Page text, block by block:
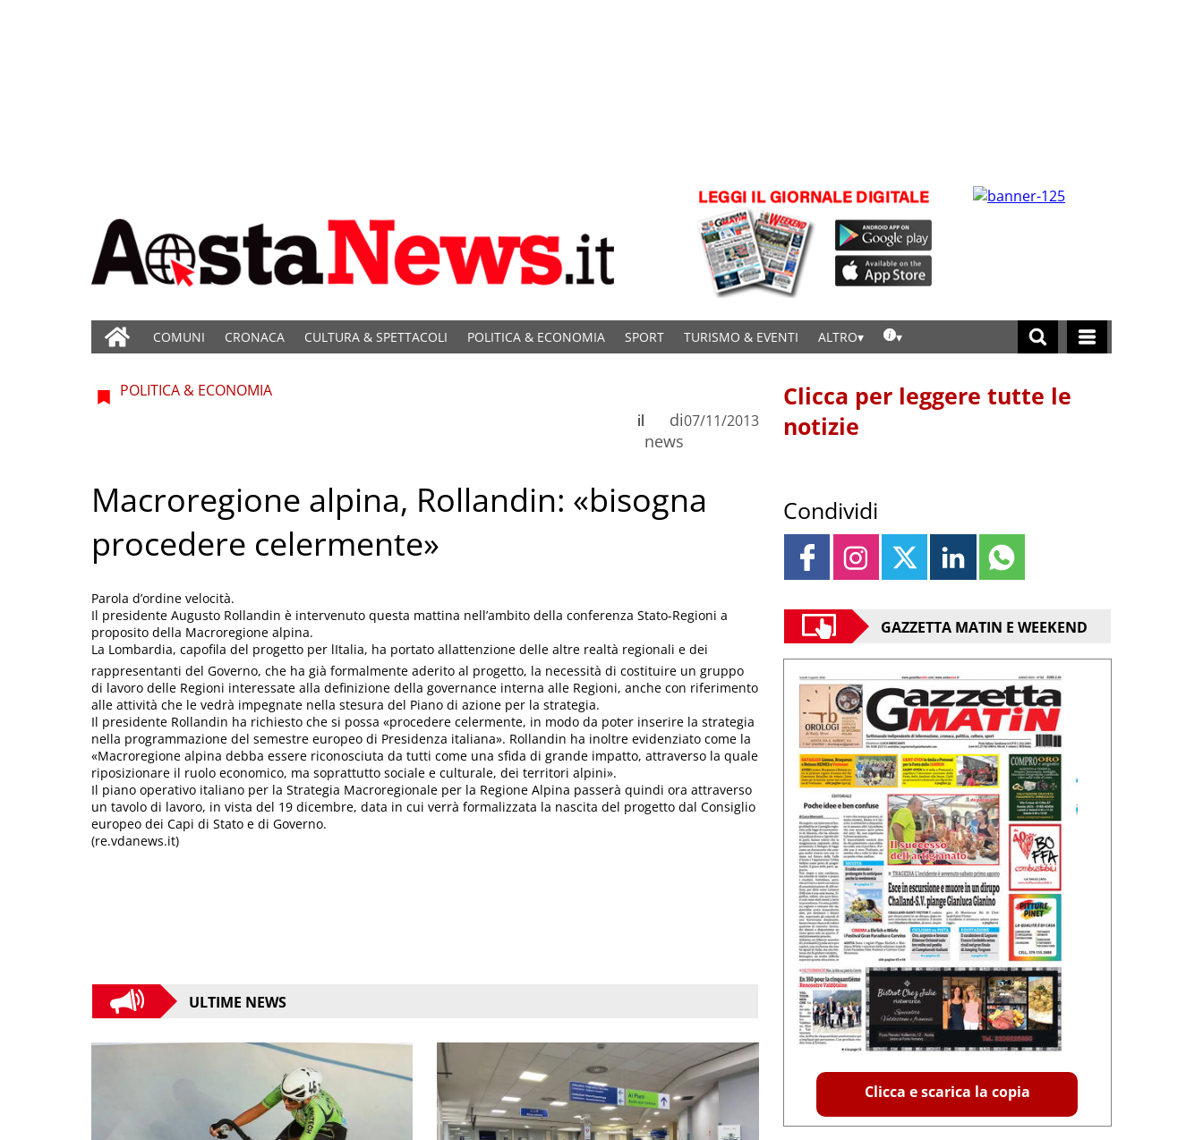
COMUNI CRONACA CULTURA & SPETTACOLI POLITICA & ECONOMIA SPORT TURISMO & EVENTI ALTRO
POLITICA & ECONOMIA
di
news
il 07/11/2013
Macroregione alpina, Rollandin: «bisogna
procedere celermente»
Parola d’ordine velocità.
Il presidente Augusto Rollandin è intervenuto questa mattina nell’ambito della conferenza Stato-Regioni a
proposito della Macroregione alpina.
La Lombardia, capofila del progetto per lItalia, ha portato allattenzione delle altre realtà regionali e dei
rappresentanti del Governo, che ha già formalmente aderito al progetto, la necessità di costituire un gruppo
di lavoro delle Regioni interessate alla definizione della governance interna alle Regioni, anche con riferimento
alle attività che le vedrà impegnate nella stesura del Piano di azione per la strategia.
Il presidente Rollandin ha richiesto che si possa «procedere celermente, in modo da poter inserire la strategia
nella programmazione del semestre europeo di Presidenza italiana». Rollandin ha inoltre evidenziato come la
«Macroregione alpina debba essere riconosciuta da tutti come una sfida di grande impatto, attraverso la quale
riposizionare il ruolo economico, ma soprattutto sociale e culturale, dei territori alpini».
Il piano operativo italiano per la Strategia Macroregionale per la Regione Alpina passerà quindi ora attraverso
un tavolo di lavoro, in vista del 19 dicembre, data in cui verrà formalizzata la nascita del progetto dal Consiglio
europeo dei Capi di Stato e di Governo.
(re.vdanews.it)
ULTIME NEWS
Clicca per leggere tutte le
notizie
Condividi
GAZZETTA MATIN E WEEKEND
Clicca e scarica la copia